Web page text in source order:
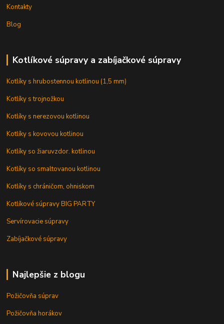
Kontakty
Blog
Kotlíkové súpravy a zabíjačkové súpravy
Kotlíky s hrubostennou kotlinou (1,5 mm)
Kotlíky s trojnožkou
Kotlíky s nerezovou kotlinou
Kotlíky s kovovou kotlinou
Kotlíky so žiaruvzdor. kotlinou
Kotlíky so smaltovanou kotlinou
Kotlíky s chráničom, ohniskom
Kotlíkové súpravy BIG PARTY
Servírovacie súpravy
Zabíjačkové súpravy
Najlepšie z blogu
Požičovňa súprav
Požičovňa horákov